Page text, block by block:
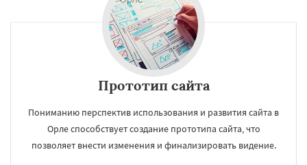
Прототип сайта
Пониманию перспектив использования и развития сайта в
Орле способствует создание прототипа сайта, что
позволяет внести изменения и финализировать видение.